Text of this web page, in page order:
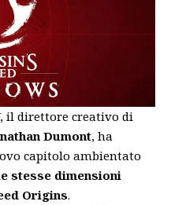
, il direttore creativo di
Dumont, ha
capitolo ambientato
stesse dimensioni
Origins.